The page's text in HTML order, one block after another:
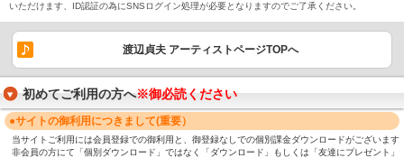
いただけます、ID認証の為にSNSログイン処理が必要となりますのでご了承ください。
渡辺貞夫 アーティストページTOPへ
初めてご利用の方へ※御必読ください
●サイトの御利用につきまして(重要）
当サイトご利用には会員登録での御利用と、御登録なしでの個別課金ダウンロードがございます
非会員の方にて「個別ダウンロード」ではなく「ダウンロード」もしくは「友達にプレゼント」